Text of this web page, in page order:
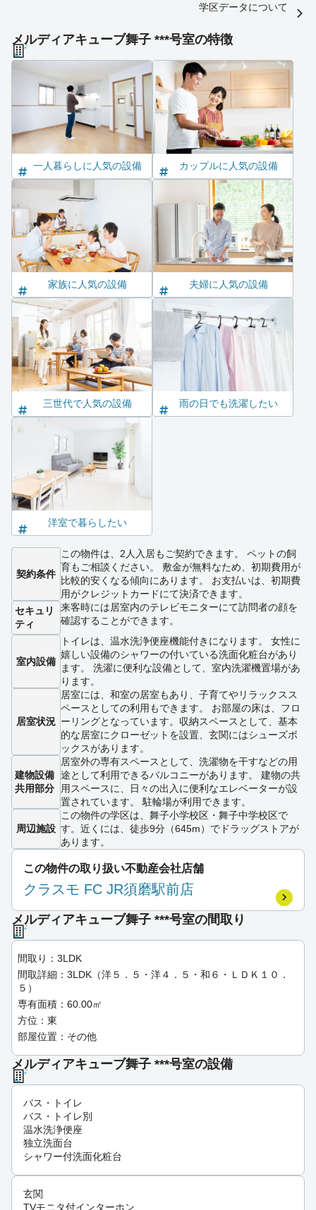
学区データについて
メルディアキューブ舞子 ***号室の特徴
一人暮らしに人気の設備 カップルに人気の設備
家族に人気の設備 夫婦に人気の設備
三世代で人気の設備 雨の日でも洗濯したい
洋室で暮らしたい
契約条件
この物件は、2人入居もご契約できます。 ペットの飼
育もご相談ください。 敷金が無料なため、初期費用が
比較的安くなる傾向にあります。 お支払いは、初期費
用がクレジットカードにて決済できます。
セキュリ
ティ
来客時には居室内のテレビモニターにて訪問者の顔を
確認することができます。
室内設備
トイレは、温水洗浄便座機能付きになります。 女性に
嬉しい設備のシャワーの付いている洗面化粧台があり
ます。 洗濯に便利な設備として、室内洗濯機置場があ
ります。
居室状況
居室には、和室の居室もあり、子育てやリラックスス
ペースとしての利用もできます。 お部屋の床は、フロ
ーリングとなっています。収納スペースとして、基本
的な居室にクローゼットを設置、玄関にはシューズボ
ックスがあります。
建物設備
共用部分
居室外の専有スペースとして、洗濯物を干すなどの用
途として利用できるバルコニーがあります。 建物の共
用スペースに、日々の出入に便利なエレベーターが設
置されています。 駐輪場が利用できます。
周辺施設
この物件の学区は、舞子小学校区・舞子中学校区で
す。近くには、徒歩9分（645m）でドラッグストアが
あります。
この物件の取り扱い不動産会社店舗
クラスモ FC JR須磨駅前店
メルディアキューブ舞子 ***号室の間取り
間取り：3LDK
間取詳細：3LDK（洋５．５・洋４．５・和６・ＬＤＫ１０．
５）
専有面積：60.00㎡
方位：東
部屋位置：その他
メルディアキューブ舞子 ***号室の設備
バス・トイレ
バス・トイレ別
温水洗浄便座
独立洗面台
シャワー付洗面化粧台
玄関
TVモニタ付インターホン